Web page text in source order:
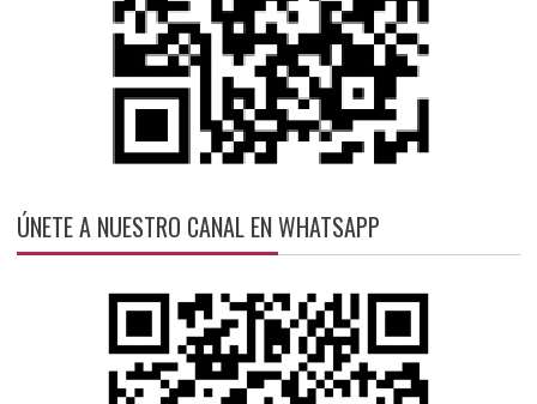
ÚNETE A NUESTRO CANAL EN WHATSAPP